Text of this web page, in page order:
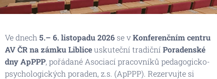
Ve dnech 5.– 6. listopadu 2026se vKonferenčním centru
AV ČR na zámku Libliceuskuteční tradiční Poradenské
dny ApPPP, pořádané Asociací pracovníků pedagogicko-
psychologických poraden, z.s. (ApPPP). Rezervujte si